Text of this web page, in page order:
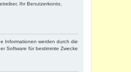
Ihr Benutzerkonto,
Informationen werden durch die
Software für bestimmte Zwecke